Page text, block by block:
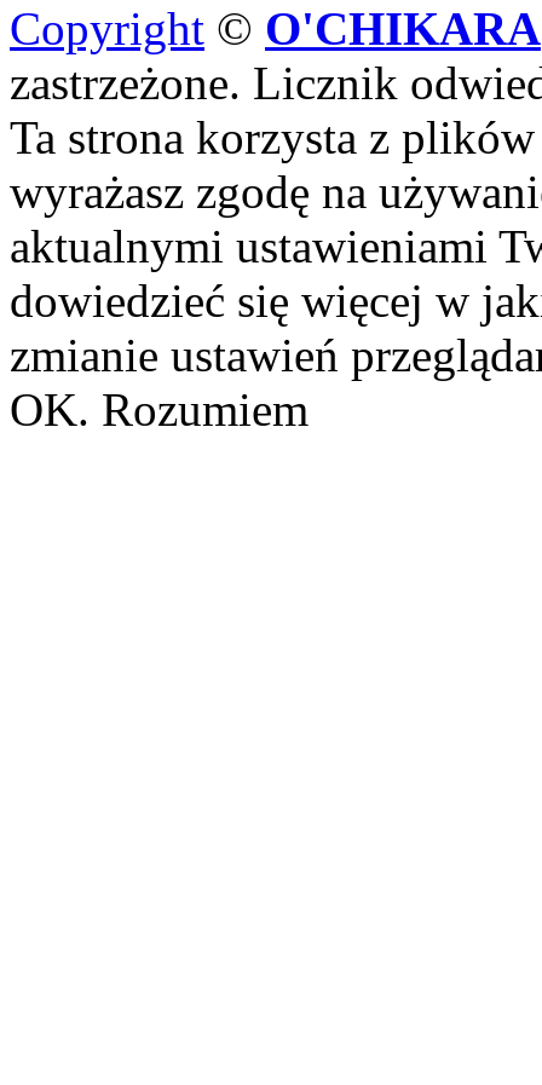
Copyright © O'CHIKARA
zastrzeżone. Licznik
Ta strona korzysta z
wyrażasz zgodę na
aktualnymi ustawieniami
dowiedzieć się więcej w
zmianie ustawień
OK. Rozumiem